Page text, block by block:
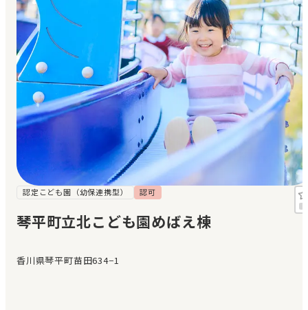
マイページ
閲覧履歴
お気に入り
メッセージ
おすすめの園
エンクルの特徴と活用方法
認定こども園（幼保連携型） 認可
琴平町立北こども園めばえ棟
香川県琴平町苗田634−1